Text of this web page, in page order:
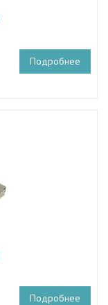
Подробнее
Подробнее